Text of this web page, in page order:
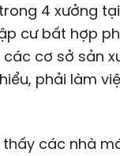
4 xưởng
cư bất hợp
cơ sở sản
phải làm
các nhà